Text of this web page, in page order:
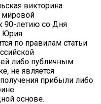
викторина
мировой
90-летию со Дня
Юрия
по правилам статьи
либо публичным
не является
прибыли либо
основе.